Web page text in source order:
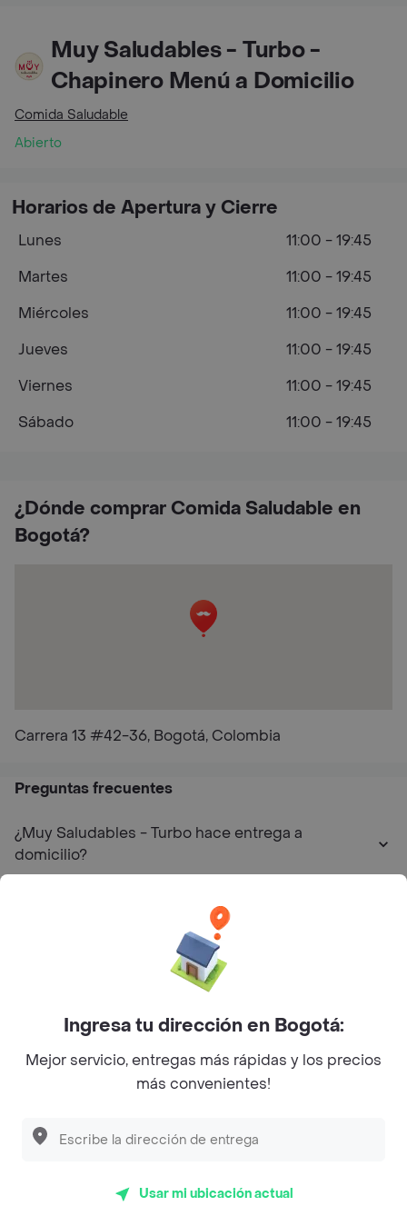
Muy Saludables - Turbo -
Chapinero Menú a Domicilio
Comida Saludable
Abierto
¿Dónde comprar Comida Saludable en
Bogotá?
Carrera 13 #42-36, Bogotá, Colombia
Horarios de Apertura y Cierre
Lunes
11:00 - 19:45
Martes
11:00 - 19:45
Miércoles
11:00 - 19:45
Jueves
11:00 - 19:45
Viernes
11:00 - 19:45
Sábado
11:00 - 19:45
Preguntas frecuentes
¿Muy Saludables - Turbo hace entrega a
domicilio?
¿Cuál es la dirección de Muy Saludables - Turbo?
Restaurantes similares a Muy Saludables - Turbo -
Chapinero
La Cesta
Mercari - Postres
Ingresa tu dirección en Bogotá:
Mejor servicio, entregas más rápidas y los precios
más convenientes!
Usar mi ubicación actual